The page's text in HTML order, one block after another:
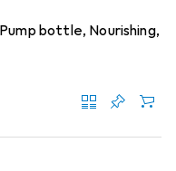
bottle, Nourishing,